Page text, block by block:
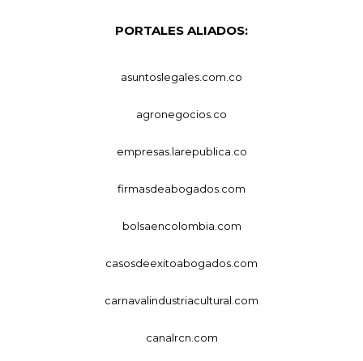
PORTALES ALIADOS:
asuntoslegales.com.co
agronegocios.co
empresas.larepublica.co
firmasdeabogados.com
bolsaencolombia.com
casosdeexitoabogados.com
carnavalindustriacultural.com
canalrcn.com